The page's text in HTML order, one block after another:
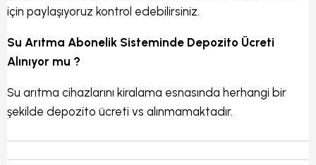
için paylaşıyoruz kontrol edebilirsiniz.
Su Arıtma Abonelik Sisteminde Depozito Ücreti
Alınıyor mu ?
Su arıtma cihazlarını kiralama esnasında herhangi bir
şekilde depozito ücreti vs alınmamaktadır.